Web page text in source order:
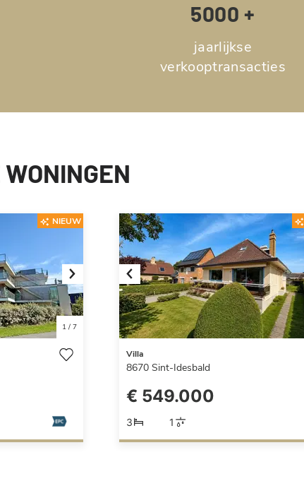
5000 +
jaarlijkse
verkooptransacties
Next
1 /7
NIEUW
Previous
Villa
8670 Sint-Idesbald
€ 549.000
3 1